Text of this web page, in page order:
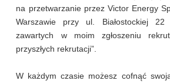
na przetwarzanie przez Victor Energy
Warszawie przy ul. Białostockiej 22
zawartych w moim zgłoszeniu
przyszłych rekrutacji”.
W każdym czasie możesz cofnąć